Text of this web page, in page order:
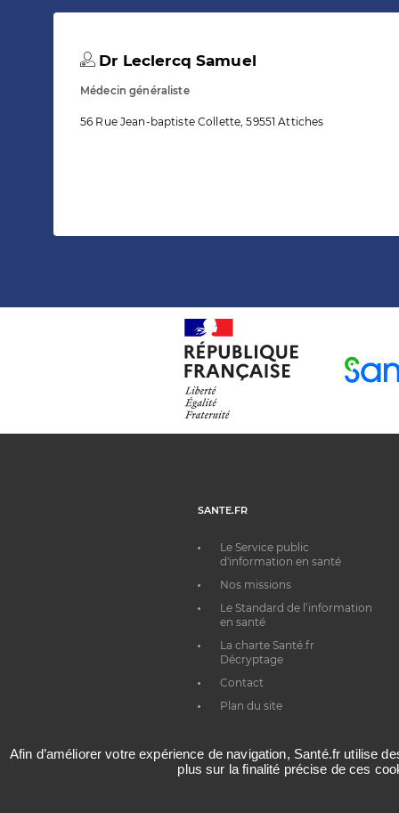
Dr Leclercq Samuel
Médecin généraliste
56 Rue Jean-baptiste Collette, 59551 Attiches
SANTE.FR
Le Service public
d'information en santé
Nos missions
Le Standard de l’information
en santé
La charte Santé.fr
Décryptage
Contact
Plan du site
Afin d’améliorer votre expérience de navigation, Santé.fr utilise
plus sur la finalité précise de ces